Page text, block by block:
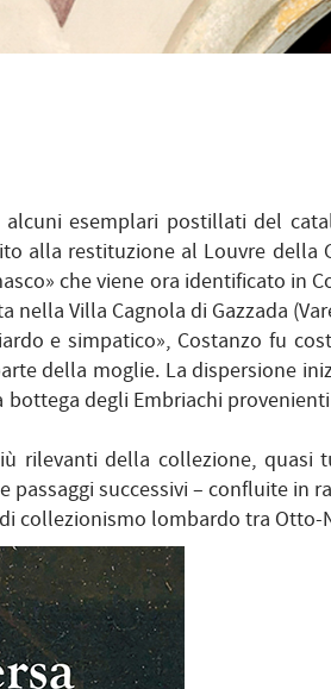
esemplari postillati del
alla restituzione al Louvre della
che viene ora identificato in
nella Villa Cagnola di Gazzada
e simpatico», Costanzo fu
della moglie. La dispersione
degli Embriachi
rilevanti della collezione, quasi
passaggi successivi – confluite
collezionismo lombardo tra